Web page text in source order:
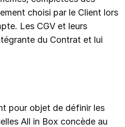
choisi par le Client lors
Les CGV et leurs
du Contrat et lui
pour objet de définir les
All in Box concède au